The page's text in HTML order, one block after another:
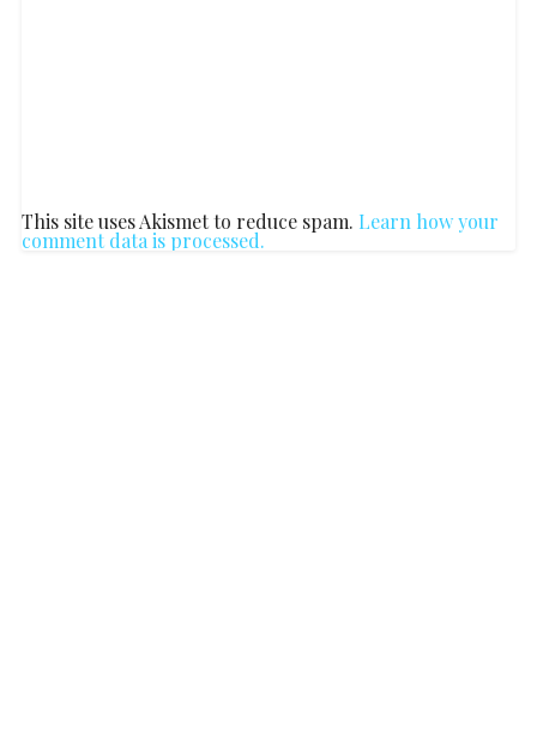
This site uses Akismet to reduce spam. Learn how your
comment data is processed.